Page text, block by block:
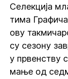
Селекција
тима
ову
су сезону
у првенству
мање од